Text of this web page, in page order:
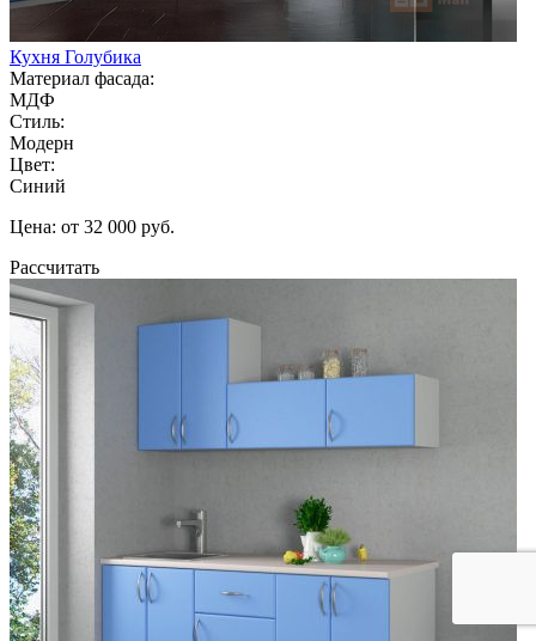
Кухня Голубика
Материал фасада:
МДФ
Стиль:
Модерн
Цвет:
Синий
Цена: от 32 000 руб.
Рассчитать